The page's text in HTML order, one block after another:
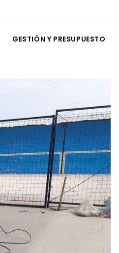
GESTIÓN Y PRESUPUESTO